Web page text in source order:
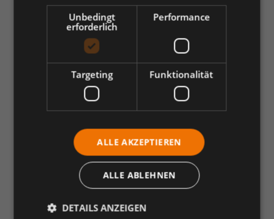
Überblick:
• Nitrilhandschuhe
Allergikerfreundlich, latexfrei, sehr beständig gegen
Chemikalien und Öle
Sehr elastisch, hoher Tragekomfort und gutes
Unbedingt
erforderlich
Performance
Targeting Funktionalität
ALLE AKZEPTIEREN
ALLE ABLEHNEN
DETAILS ANZEIGEN